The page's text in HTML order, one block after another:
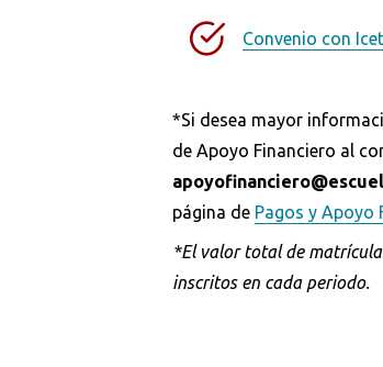
Convenio con
*Si desea mayor
de Apoyo Financiero al
página de Pagos y Apoyo
*El valor total de
inscritos en cada periodo.